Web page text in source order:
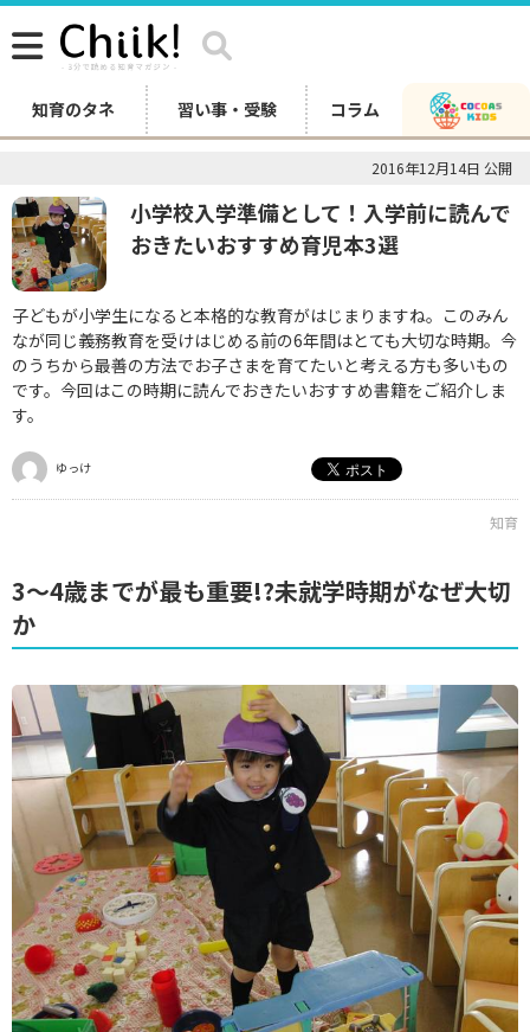
知育のタネ 習い事・受験 コラム
2016年12月14日 公開
小学校入学準備として！入学前に読んで
おきたいおすすめ育児本3選
子どもが小学生になると本格的な教育がはじまりますね。このみん
なが同じ義務教育を受けはじめる前の6年間はとても大切な時期。今
のうちから最善の方法でお子さまを育てたいと考える方も多いもの
です。今回はこの時期に読んでおきたいおすすめ書籍をご紹介しま
す。
ゆっけ
知育
3～4歳までが最も重要!?未就学時期がなぜ大切
か